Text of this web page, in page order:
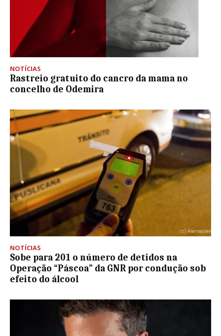
NOTÍCIAS
Rastreio gratuito do cancro da mama no
concelho de Odemira
NOTÍCIAS
Sobe para 201 o número de detidos na
Operação “Páscoa” da GNR por condução sob
efeito do álcool